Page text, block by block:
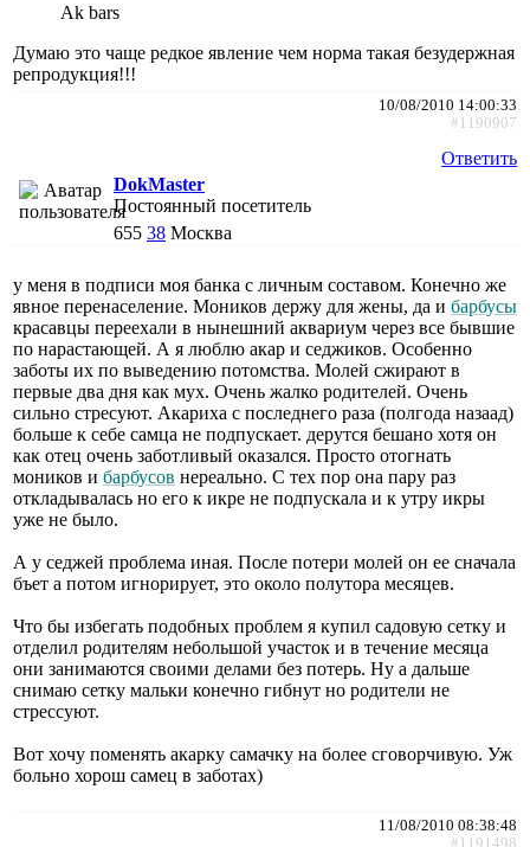
Ak bars
Думаю это чаще редкое явление чем норма такая безудержная
репродукция!!!
10/08/2010 14:00:33
#1190907
Ответить
DokMaster
Постоянный посетитель
655 38 Москва
у меня в подписи моя банка с личным составом. Конечно же
явное перенаселение. Моников держу для жены, да и барбусы
красавцы переехали в нынешний аквариум через все бывшие
по нарастающей. А я люблю акар и седжиков. Особенно
заботы их по выведению потомства. Молей сжирают в
первые два дня как мух. Очень жалко родителей. Очень
сильно стресуют. Акариха с последнего раза (полгода назаад)
больше к себе самца не подпускает. дерутся бешано хотя он
как отец очень заботливый оказался. Просто отогнать
моников и барбусов нереально. С тех пор она пару раз
откладывалась но его к икре не подпускала и к утру икры
уже не было.
А у седжей проблема иная. После потери молей он ее сначала
бъет а потом игнорирует, это около полутора месяцев.
Что бы избегать подобных проблем я купил садовую сетку и
отделил родителям небольшой участок и в течение месяца
они занимаются своими делами без потерь. Ну а дальше
снимаю сетку мальки конечно гибнут но родители не
стрессуют.
Вот хочу поменять акарку самачку на более сговорчивую. Уж
больно хорош самец в заботах)
11/08/2010 08:38:48
#1191498